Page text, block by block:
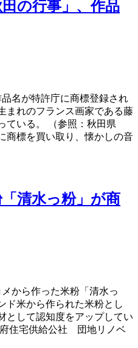
の行事」、作品
名が特許庁に商標登録され
まれのフランス画家である藤
ている。 （参照：秋田県
商標を買い取り、懐かしの音
清水っ粉」が商
から作った米粉「清水っ
ド米から作られた米粉とし
として認知度をアップしてい
住宅供給公社 団地リノベ